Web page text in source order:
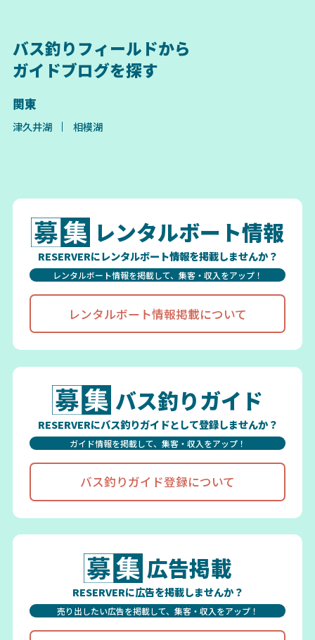
バス釣りフィールドから
ガイドブログを探す
関東
津久井湖 相模湖
レンタルボート情報
RESERVERにレンタルボート情報を掲載しませんか？
レンタルボート情報を掲載して、集客・収入をアップ！
レンタルボート情報掲載について
バス釣りガイド
RESERVERにバス釣りガイドとして登録しませんか？
ガイド情報を掲載して、集客・収入をアップ！
バス釣りガイド登録について
広告掲載
RESERVERに広告を掲載しませんか？
売り出したい広告を掲載して、集客・収入をアップ！